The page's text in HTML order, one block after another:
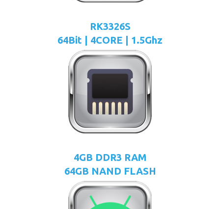
RK3326S
64Bit | 4CORE | 1.5Ghz
4GB DDR3 RAM
64GB NAND FLASH